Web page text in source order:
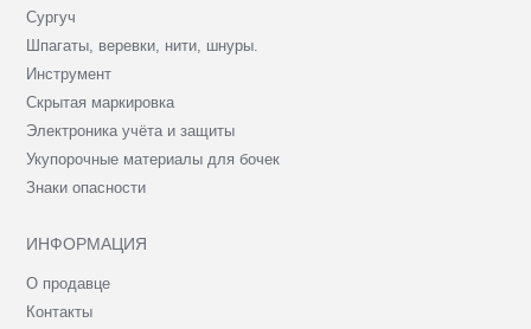
Сургуч
Шпагаты, веревки, нити, шнуры.
Инструмент
Скрытая маркировка
Электроника учёта и защиты
Укупорочные материалы для бочек
Знаки опасности
ИНФОРМАЦИЯ
О продавце
Контакты